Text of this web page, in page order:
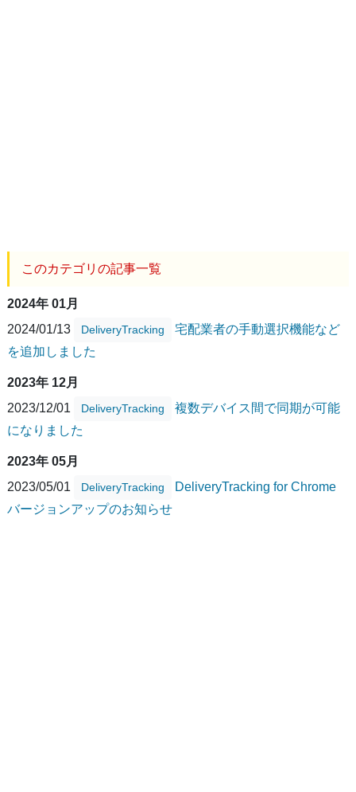
このカテゴリの記事一覧
2024年 01月
2024/01/13
DeliveryTracking
宅配業者の手動選択機能など
を追加しました
2023年 12月
2023/12/01
DeliveryTracking
複数デバイス間で同期が可能
になりました
2023年 05月
2023/05/01
DeliveryTracking
DeliveryTracking for Chrome
バージョンアップのお知らせ